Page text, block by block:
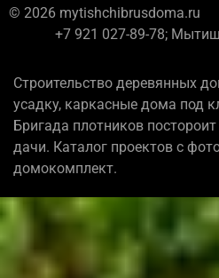
© 2026 mytishchibrusdoma.ru
+7 921 027-89-78;
Строительство деревянных
усадку, каркасные дома под
Бригада плотников
дачи. Каталог проектов с
домокомплект.